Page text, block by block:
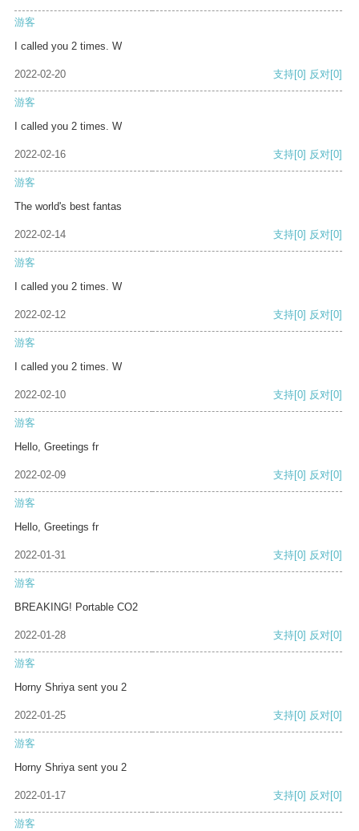
游客
I called you 2 times. W
2022-02-20 支持[0] 反对[0]
游客
I called you 2 times. W
2022-02-16 支持[0] 反对[0]
游客
The world's best fantas
2022-02-14 支持[0] 反对[0]
游客
I called you 2 times. W
2022-02-12 支持[0] 反对[0]
游客
I called you 2 times. W
2022-02-10 支持[0] 反对[0]
游客
Hello, Greetings fr
2022-02-09 支持[0] 反对[0]
游客
Hello, Greetings fr
2022-01-31 支持[0] 反对[0]
游客
BREAKING! Portable CO2
2022-01-28 支持[0] 反对[0]
游客
Horny Shriya sent you 2
2022-01-25 支持[0] 反对[0]
游客
Horny Shriya sent you 2
2022-01-17 支持[0] 反对[0]
游客